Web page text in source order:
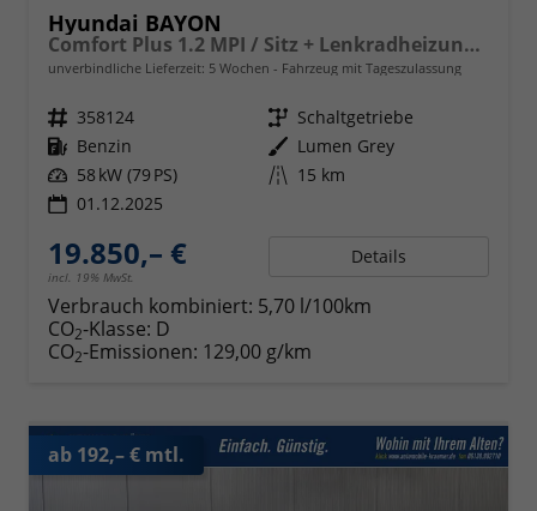
Hyundai BAYON
Comfort Plus 1.2 MPI / Sitz + Lenkradheizung PDC V&H Kamera LED Tempomat Keyless Alu 16"
unverbindliche Lieferzeit: 5 Wochen Fahrzeug mit Tageszulassung
Fahrzeugnr. 358124 Getriebe Schaltgetriebe
Kraftstoff Benzin Außenfarbe Lumen Grey
Leistung 58 kW (79 PS) Kilometerstand 15 km
01.12.2025
19.850,– €
incl. 19% MwSt.
Details
Verbrauch kombiniert: 5,70 l/100km
CO2-Klasse: D
CO2-Emissionen: 129,00 g/km
ab 192,– € mtl.